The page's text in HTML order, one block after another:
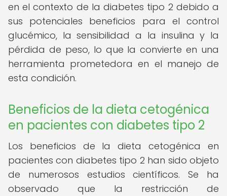
en el contexto de la diabetes tipo 2 debido a
sus potenciales beneficios para el control
glucémico, la sensibilidad a la insulina y la
pérdida de peso, lo que la convierte en una
herramienta prometedora en el manejo de
esta condición.
Beneficios de la dieta cetogénica
en pacientes con diabetes tipo 2
Los beneficios de la dieta cetogénica en
pacientes con diabetes tipo 2 han sido objeto
de numerosos estudios científicos. Se ha
observado que la restricción de